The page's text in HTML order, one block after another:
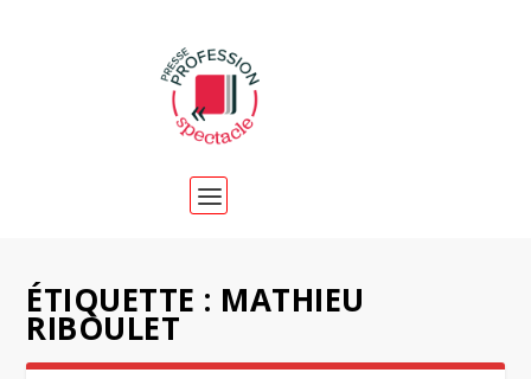
ÉTIQUETTE : MATHIEU
RIBOULET